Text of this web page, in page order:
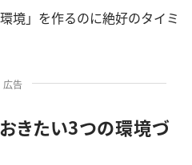
境」を作るのに絶好のタイミ
広告
きたい3つの環境づ